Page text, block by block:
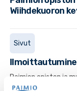
Wiihdekuoron
Sivut
Paimion opiston ja
ilmoittaudutaan